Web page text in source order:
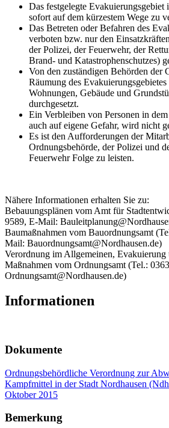
Das festgelegte Evakuierungsgebiet
sofort auf dem kürzestem Wege zu
Das Betreten oder Befahren des
verboten bzw. nur den
der Polizei, der Feuerwehr, der
Brand- und Katastrophenschutzes)
Von den zuständigen Behörden der
Räumung des
Wohnungen, Gebäude und
durchgesetzt.
Ein Verbleiben von Personen in
auch auf eigene Gefahr, wird nicht
Es ist den Aufforderungen der
Ordnungsbehörde, der Polizei und
Feuerwehr Folge zu leisten.
Nähere Informationen erhalten Sie zu:
Bebauungsplänen vom Amt für
9589, E-Mail:
Baumaßnahmen vom Bauordnungsamt
Mail: Bauordnungsamt@Nordhausen.de)
Verordnung im Allgemeinen, Evakuierung
Maßnahmen vom Ordnungsamt (Tel.:
Ordnungsamt@Nordhausen.de)
Informationen
Dokumente
Ordnungsbehördliche Verordnung zur
Kampfmittel in der Stadt Nordhausen
Oktober 2015
Bemerkung